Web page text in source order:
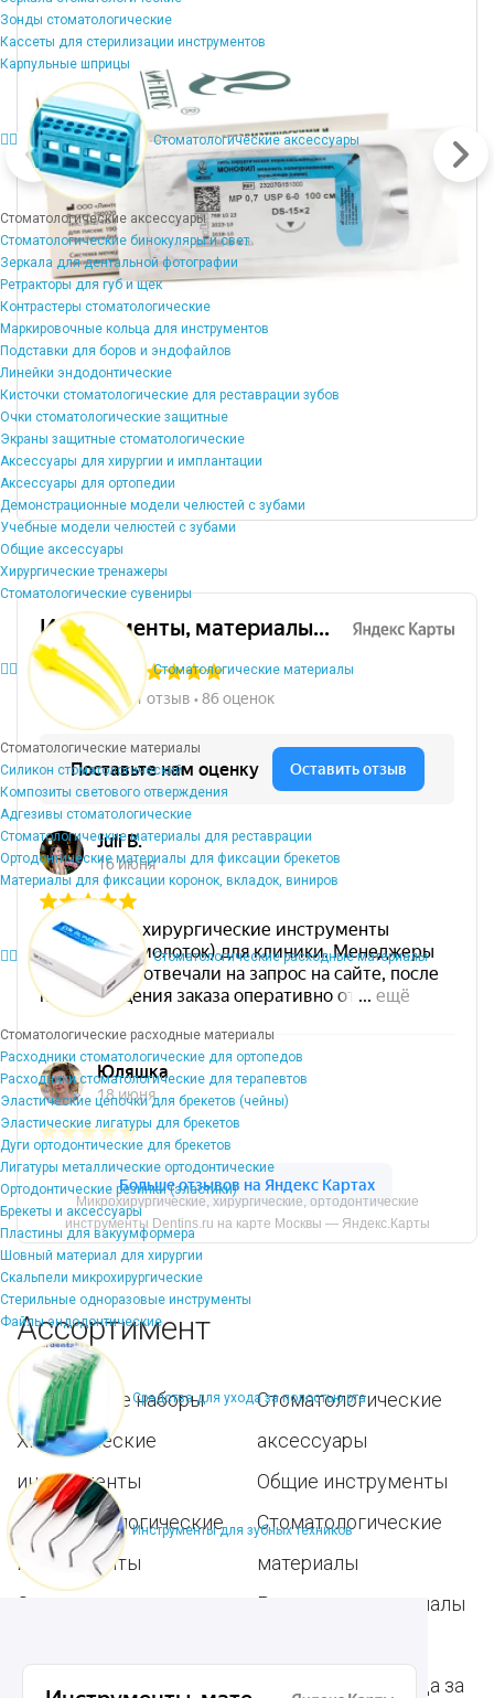
Зонды стоматологические
Кассеты для стерилизации инструментов
Карпульные шприцы
Стоматологические аксессуары
Стоматологические аксессуары
Стоматологические бинокуляры и свет
Зеркала для дентальной фотографии
Ретракторы для губ и щек
Контрастеры стоматологические
Маркировочные кольца для инструментов
Подставки для боров и эндофайлов
Линейки эндодонтические
Кисточки стоматологические для реставрации зубов
Очки стоматологические защитные
Экраны защитные стоматологические
Аксессуары для хирургии и имплантации
Аксессуары для ортопедии
Демонстрационные модели челюстей с зубами
Учебные модели челюстей с зубами
Общие аксессуары
Хирургические тренажеры
Стоматологические сувениры
Стоматологические материалы
Стоматологические материалы
Силикон стоматологический
Композиты светового отверждения
Адгезивы стоматологические
Стоматологические материалы для реставрации
Ортодонтические материалы для фиксации брекетов
Материалы для фиксации коронок, вкладок, виниров
Стоматологические расходные материалы
Стоматологические расходные материалы
Расходники стоматологические для ортопедов
Расходники стоматологические для терапевтов
Эластические цепочки для брекетов (чейны)
Эластические лигатуры для брекетов
Дуги ортодонтические для брекетов
Лигатуры металлические ортодонтические
Ортодонтические резинки (эластики)
Брекеты и аксессуары
Пластины для вакуумформера
Шовный материал для хирургии
Скальпели микрохирургические
Стерильные одноразовые инструменты
Файлы эндодонтические
Средства для ухода за полостью рта
Инструменты для зубных техников
Микрохирургические, хирургические, ортодонтические
инструменты Dentins.ru на карте Москвы — Яндекс.Карты
Ассортимент
Популярные наборы
Хирургические
инструменты
Пародонтологические
инструменты
Ортодонтические
Терапевтические
Стоматологические
аксессуары
Общие инструменты
Стоматологические
материалы
Расходные материалы
Средства для ухода за